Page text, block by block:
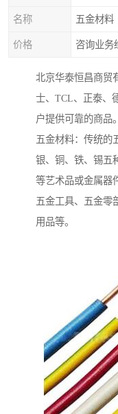
名称 五金材料
价格 咨询业务
北京华泰恒昌商贸
士、TCL、正泰、
户提供可靠的商品。
五金材料：传统的
银、铜、铁、锡五
等艺术品或金属器
五金工具、五金零
用品等。